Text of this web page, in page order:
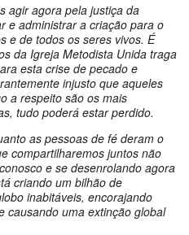
agir agora pela justiça da
e administrar a criação para o
e de todos os seres vivos. É
da Igreja Metodista Unida traga
esta crise de pecado e
injusto que aqueles
a respeito são os mais
tudo poderá estar perdido.
as pessoas de fé deram o
compartilharemos juntos não
e se desenrolando agora
criando um bilhão de
inabitáveis, encorajando
causando uma extinção global